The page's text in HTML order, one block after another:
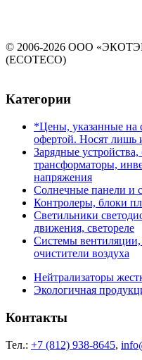
© 2006-2026 ООО
(ECOTECO)
Категории
*Цены, указанные на
офертой. Носят лишь
Зарядные
трансформаторы,
напряжения
Солнечные панели и
Контролеры, блоки
Светильники
движения, светореле
Системы вентиляции,
очистители воздуха
Нейтрализаторы
Экологичная
Контакты
Тел.: +7 (812) 938-8645,